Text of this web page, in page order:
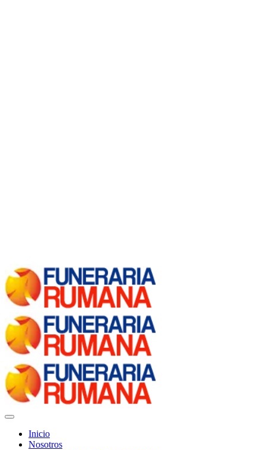
Inicio
Nosotros